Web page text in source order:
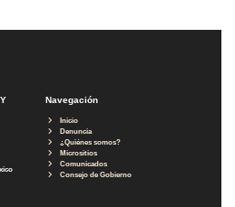
Navegación
Inicio
Denuncia
¿Quiénes somos?
Micrositios
Comunicados
Consejo de Gobierno